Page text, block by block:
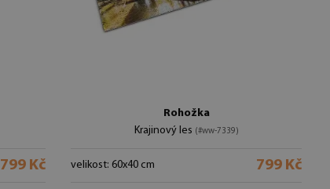
799 Kč
Rohožka
Krajinový les (#ww-7339)
velikost: 60x40 cm 799 Kč